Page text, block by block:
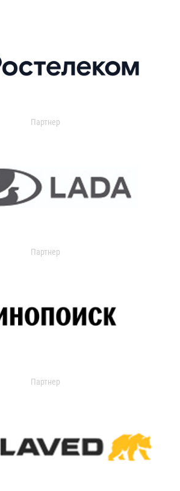
Партнер
Партнер
Партнер